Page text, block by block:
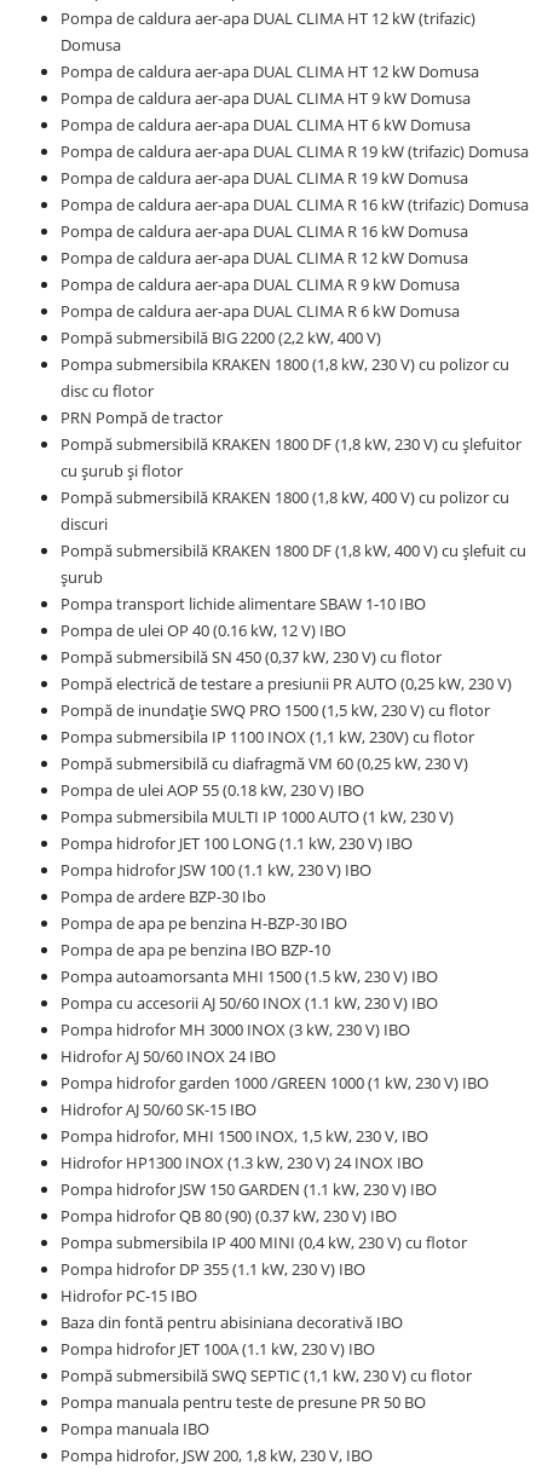
Pompa de caldura aer-apa DUAL CLIMA HT 12 kW (trifazic)
Domusa
Pompa de caldura aer-apa DUAL CLIMA HT 12 kW Domusa
Pompa de caldura aer-apa DUAL CLIMA HT 9 kW Domusa
Pompa de caldura aer-apa DUAL CLIMA HT 6 kW Domusa
Pompa de caldura aer-apa DUAL CLIMA R 19 kW (trifazic) Domusa
Pompa de caldura aer-apa DUAL CLIMA R 19 kW Domusa
Pompa de caldura aer-apa DUAL CLIMA R 16 kW (trifazic) Domusa
Pompa de caldura aer-apa DUAL CLIMA R 16 kW Domusa
Pompa de caldura aer-apa DUAL CLIMA R 12 kW Domusa
Pompa de caldura aer-apa DUAL CLIMA R 9 kW Domusa
Pompa de caldura aer-apa DUAL CLIMA R 6 kW Domusa
Pompă submersibilă BIG 2200 (2,2 kW, 400 V)
Pompa submersibila KRAKEN 1800 (1,8 kW, 230 V) cu polizor cu
disc cu flotor
PRN Pompă de tractor
Pompă submersibilă KRAKEN 1800 DF (1,8 kW, 230 V) cu șlefuitor
cu șurub și flotor
Pompă submersibilă KRAKEN 1800 (1,8 kW, 400 V) cu polizor cu
discuri
Pompă submersibilă KRAKEN 1800 DF (1,8 kW, 400 V) cu șlefuit cu
șurub
Pompa transport lichide alimentare SBAW 1-10 IBO
Pompa de ulei OP 40 (0.16 kW, 12 V) IBO
Pompă submersibilă SN 450 (0,37 kW, 230 V) cu flotor
Pompă electrică de testare a presiunii PR AUTO (0,25 kW, 230 V)
Pompă de inundație SWQ PRO 1500 (1,5 kW, 230 V) cu flotor
Pompa submersibila IP 1100 INOX (1,1 kW, 230V) cu flotor
Pompă submersibilă cu diafragmă VM 60 (0,25 kW, 230 V)
Pompa de ulei AOP 55 (0.18 kW, 230 V) IBO
Pompa submersibila MULTI IP 1000 AUTO (1 kW, 230 V)
Pompa hidrofor JET 100 LONG (1.1 kW, 230 V) IBO
Pompa hidrofor JSW 100 (1.1 kW, 230 V) IBO
Pompa de ardere BZP-30 Ibo
Pompa de apa pe benzina H-BZP-30 IBO
Pompa de apa pe benzina IBO BZP-10
Pompa autoamorsanta MHI 1500 (1.5 kW, 230 V) IBO
Pompa cu accesorii AJ 50/60 INOX (1.1 kW, 230 V) IBO
Pompa hidrofor MH 3000 INOX (3 kW, 230 V) IBO
Hidrofor AJ 50/60 INOX 24 IBO
Pompa hidrofor garden 1000 /GREEN 1000 (1 kW, 230 V) IBO
Hidrofor AJ 50/60 SK-15 IBO
Pompa hidrofor, MHI 1500 INOX, 1,5 kW, 230 V, IBO
Hidrofor HP1300 INOX (1.3 kW, 230 V) 24 INOX IBO
Pompa hidrofor JSW 150 GARDEN (1.1 kW, 230 V) IBO
Pompa hidrofor QB 80 (90) (0.37 kW, 230 V) IBO
Pompa submersibila IP 400 MINI (0,4 kW, 230 V) cu flotor
Pompa hidrofor DP 355 (1.1 kW, 230 V) IBO
Hidrofor PC-15 IBO
Baza din fontă pentru abisiniana decorativă IBO
Pompa hidrofor JET 100A (1.1 kW, 230 V) IBO
Pompă submersibilă SWQ SEPTIC (1,1 kW, 230 V) cu flotor
Pompa manuala pentru teste de presune PR 50 BO
Pompa manuala IBO
Pompa hidrofor, JSW 200, 1,8 kW, 230 V, IBO